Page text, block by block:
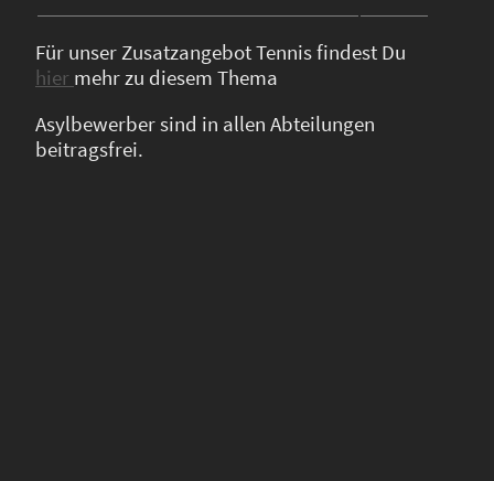
Für unser Zusatzangebot Tennis findest Du
hier mehr zu diesem Thema
Asylbewerber sind in allen Abteilungen
beitragsfrei.